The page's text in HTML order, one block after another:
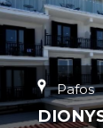
Pafos